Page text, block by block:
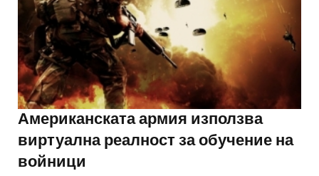
Американската армия използва
виртуална реалност за обучение на
войници